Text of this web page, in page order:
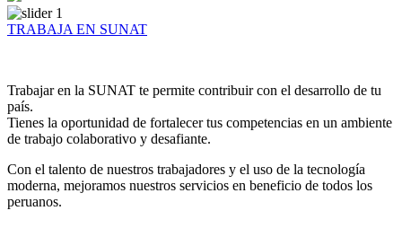
TRABAJA EN SUNAT
Trabajar en la SUNAT te permite contribuir con el desarrollo de tu
país.
Tienes la oportunidad de fortalecer tus competencias en un ambiente
de trabajo colaborativo y desafiante.
Con el talento de nuestros trabajadores y el uso de la tecnología
moderna, mejoramos nuestros servicios en beneficio de todos los
peruanos.